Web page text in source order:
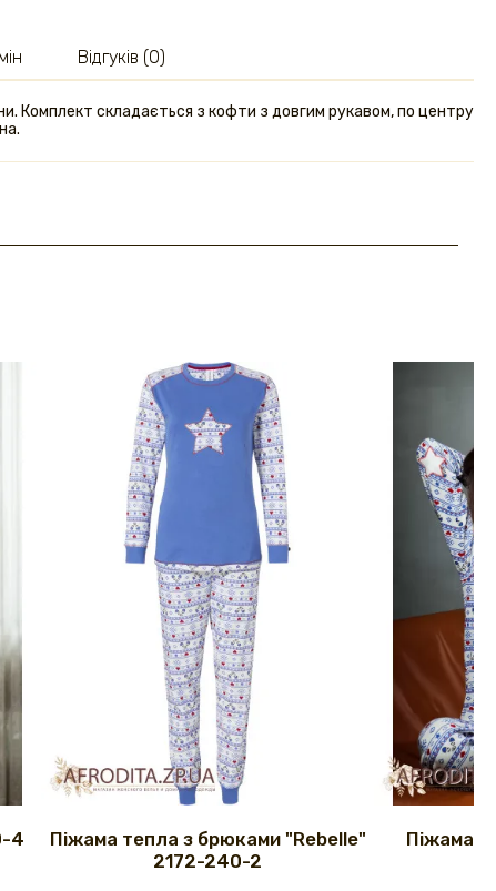
Комплект складається з кофти з довгим рукавом, по центру
Відгуків (0)
4
Піжама тепла з брюками "Rebelle"
2172-240-2
Піжама